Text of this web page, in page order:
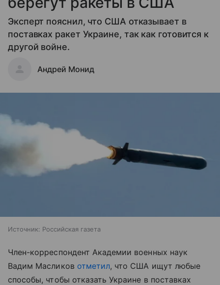
Эксперт пояснил, что США отказывает в
поставках ракет Украине, так как готовится к
другой войне.
Андрей Монид
Источник: Российская газета
Член-корреспондент Академии военных наук
Вадим Масликов отметил, что США ищут любые
способы, чтобы отказать Украине в поставках